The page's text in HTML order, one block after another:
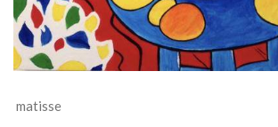
matisse